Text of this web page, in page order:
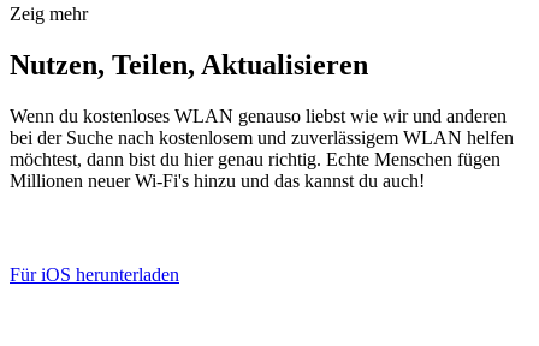
Zeig mehr
Nutzen, Teilen, Aktualisieren
Wenn du kostenloses WLAN genauso liebst wie wir und anderen
bei der Suche nach kostenlosem und zuverlässigem WLAN helfen
möchtest, dann bist du hier genau richtig. Echte Menschen fügen
Millionen neuer Wi-Fi's hinzu und das kannst du auch!
Für iOS herunterladen